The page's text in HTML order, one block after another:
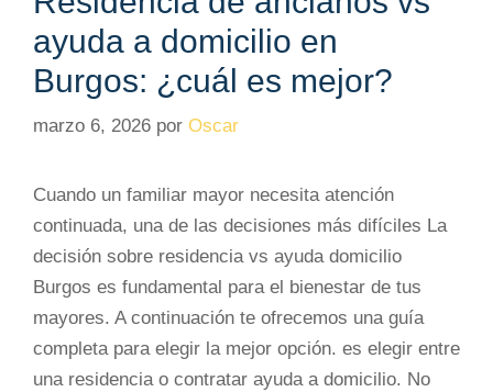
ayuda a domicilio en
Burgos: ¿cuál es mejor?
marzo 6, 2026 por Oscar
Cuando un familiar mayor necesita atención
continuada, una de las decisiones más difíciles La
decisión sobre residencia vs ayuda domicilio
Burgos es fundamental para el bienestar de tus
mayores. A continuación te ofrecemos una guía
completa para elegir la mejor opción. es elegir entre
una residencia o contratar ayuda a domicilio. No